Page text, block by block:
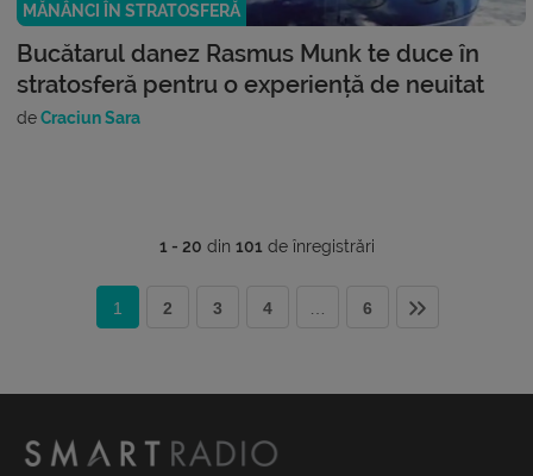
MĂNÂNCI ÎN STRATOSFERĂ
Bucătarul danez Rasmus Munk te duce în
stratosferă pentru o experiență de neuitat
deCraciun Sara
1 - 20 din 101 de înregistrări
1 2 3 4 6